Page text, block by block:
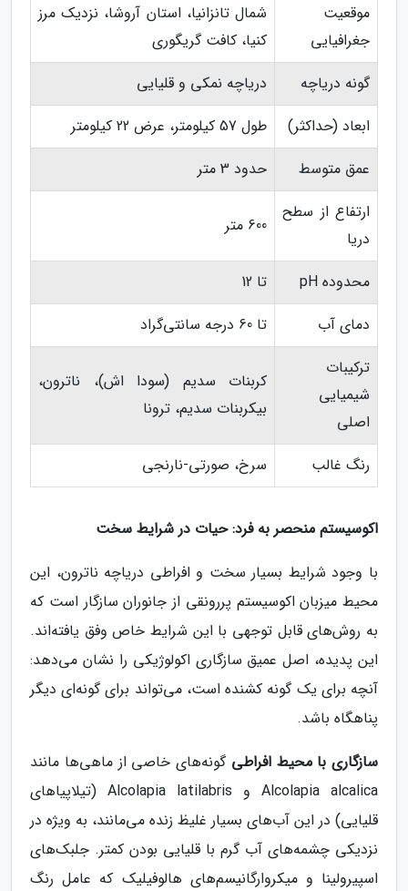
موقعیت
جغرافیایی
شمال تانزانیا، استان آروشا، نزدیک مرز
کنیا، کافت گریگوری
گونه دریاچه
دریاچه نمکی و قلیایی
ابعاد (حداکثر)
طول 57 کیلومتر، عرض 22 کیلومتر
عمق متوسط
حدود 3 متر
ارتفاع از سطح
دریا
600 متر
محدوده pH
تا 12
دمای آب
تا 60 درجه سانتی‌گراد
ترکیبات
شیمیایی
اصلی
کربنات سدیم (سودا اش)، ناترون،
بیکربنات سدیم، ترونا
رنگ غالب سرخ، صورتی-نارنجی
اکوسیستم منحصر به فرد: حیات در شرایط سخت
با وجود شرایط بسیار سخت و افراطی دریاچه ناترون، این
محیط میزبان اکوسیستم پررونقی از جانوران سازگار است که
به روش‌های قابل توجهی با این شرایط خاص وفق یافته‌اند.
این پدیده، اصل عمیق سازگاری اکولوژیکی را نشان می‌دهد:
آنچه برای یک گونه کشنده است، می‌تواند برای گونه‌ای دیگر
پناهگاه باشد.
سازگاری با محیط افراطی گونه‌های خاصی از ماهی‌ها مانند
Alcolapia alcalica و Alcolapia latilabris (تیلاپیاهای
قلیایی) در این آب‌های بسیار غلیظ زنده می‌مانند، به ویژه در
نزدیکی چشمه‌های آب گرم با قلیایی بودن کمتر. جلبک‌های
اسپیرولینا و میکروارگانیسم‌های هالوفیلیک که عامل رنگ